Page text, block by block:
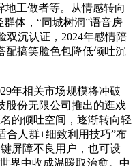
地工做者等。从情感转向
体，“同城树洞”语音房
双沉认证，2024年感情陪
配搞笑脸色包降低倾吐沉
年相关市场规模将冲破
股份无限公司推出的逛戏
的倾吐空间，逐渐转向轻
合人群+细致利用技巧”布
屏障不良用户，也可设
界中收成温暖取治愈。中